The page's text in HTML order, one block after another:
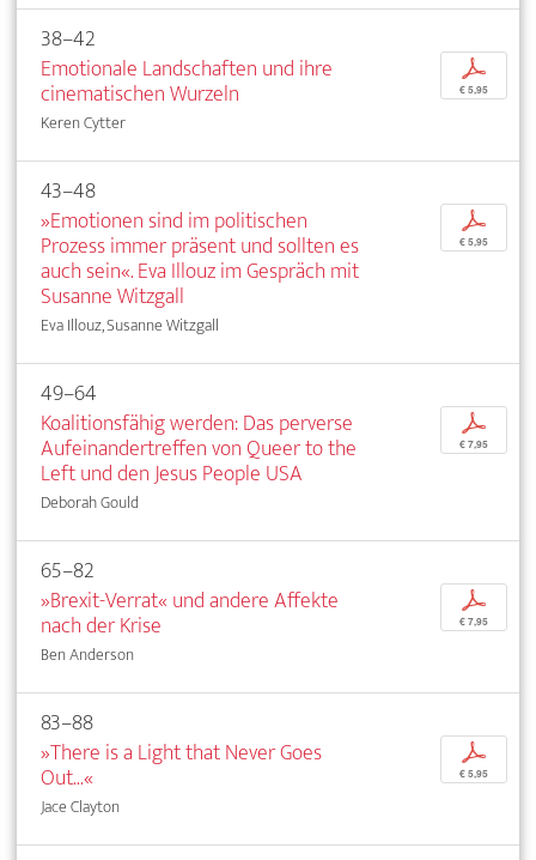
38–42
Emotionale Landschaften und ihre
cinematischen Wurzeln
Keren Cytter
p
€ 5,95
43–48
»Emotionen sind im politischen
Prozess immer präsent und sollten es
auch sein«. Eva Illouz im Gespräch mit
Susanne Witzgall
Eva Illouz, Susanne Witzgall
p
€ 5,95
49–64
Koalitionsfähig werden: Das perverse
Aufeinandertreffen von Queer to the
Left und den Jesus People USA
Deborah Gould
p
€ 7,95
65–82
»Brexit-Verrat« und andere Affekte
nach der Krise
Ben Anderson
p
€ 7,95
83–88
»There is a Light that Never Goes
Out...«
Jace Clayton
p
€ 5,95